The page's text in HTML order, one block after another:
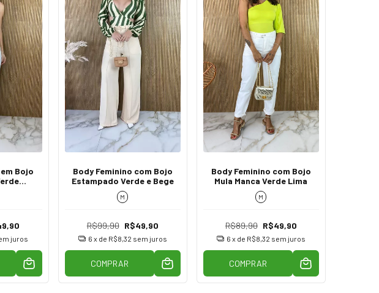
Bojo
juros
Body Feminino com Bojo
Estampado Verde e Bege
M
R$99,90 R$49,90
6 x de R$8,32 sem juros
COMPRAR
Body Feminino com Bojo
Mula Manca Verde Lima
M
R$89,90 R$49,90
6 x de R$8,32 sem juros
COMPRAR